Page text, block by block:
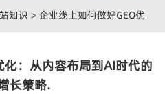
知识 > 企业线上如何做好GEO优
化：从内容布局到AI时代的
长策略.